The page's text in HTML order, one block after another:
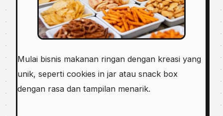
Mulai bisnis makanan ringan dengan kreasi yang
unik, seperti cookies in jar atau snack box
dengan rasa dan tampilan menarik.